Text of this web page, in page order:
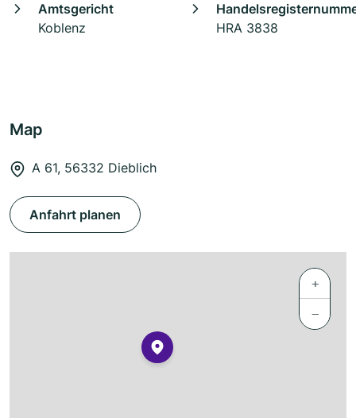
Amtsgericht
Koblenz
HRA 3838
Map
A 61, 56332 Dieblich
Anfahrt planen
+
−